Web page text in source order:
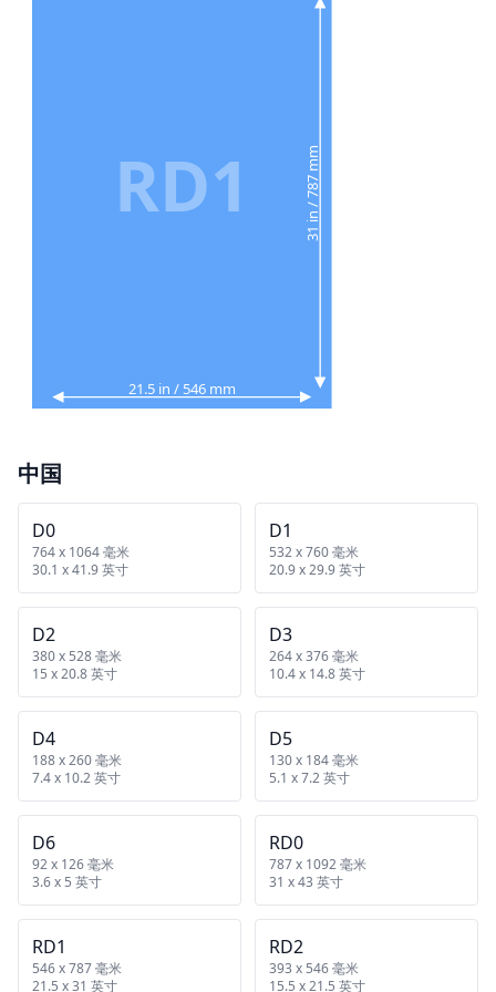
21.5 in / 546 mm
31 in / 787 mm
RD1
中国
D0
764 x 1064 毫米
30.1 x 41.9 英寸
D1
532 x 760 毫米
20.9 x 29.9 英寸
D2
380 x 528 毫米
15 x 20.8 英寸
D3
264 x 376 毫米
10.4 x 14.8 英寸
D4
188 x 260 毫米
7.4 x 10.2 英寸
D5
130 x 184 毫米
5.1 x 7.2 英寸
D6
92 x 126 毫米
3.6 x 5 英寸
RD0
787 x 1092 毫米
31 x 43 英寸
RD1
546 x 787 毫米
21.5 x 31 英寸
RD2
393 x 546 毫米
15.5 x 21.5 英寸